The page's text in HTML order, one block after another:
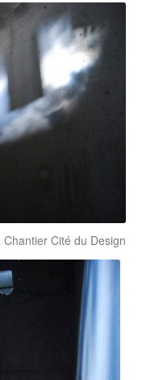
Cité du Design